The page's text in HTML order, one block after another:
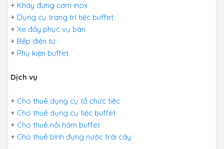
+ Khay đựng cơm inox
+ Dụng cụ trang trí tiệc buffet
+ Xe đẩy phục vụ bàn
+ Bếp điện từ
+ Phụ kiện buffet
Dịch vụ
+ Cho thuê dụng cụ tổ chức tiệc
+ Cho thuê dụng cụ tiệc buffet
+ Cho thuê nồi hâm buffet
+ Cho thuê bình đựng nước trái cây